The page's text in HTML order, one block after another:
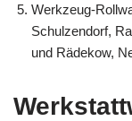
Werkzeug-
Schulzendorf,
und Rädekow,